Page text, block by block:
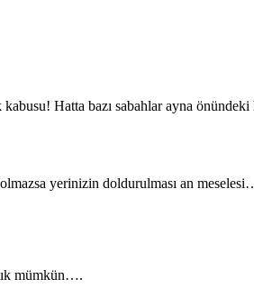
kabusu! Hatta bazı sabahlar ayna
olmazsa yerinizin doldurulması an
mümkün….